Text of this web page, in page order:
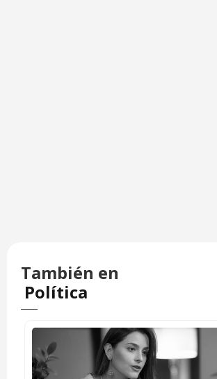
También en
Política